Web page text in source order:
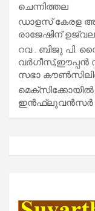
ചെന്നിത്തല
ഡാളസ് കേരള
രാജേഷിന്
റവ . ബിജു പി.
വർഗീസ്,ഈപ്പൻ
സഭാ
മെക്സിക്കോയിൽ
ഇൻഫ്ലുവൻസർ